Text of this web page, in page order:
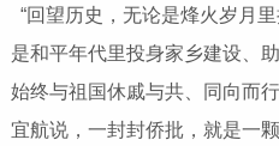
“回望历史，无论是烽火岁月
是和平年代里投身家乡建设、
始终与祖国休戚与共、同向而
宜航说，一封封侨批，就是一